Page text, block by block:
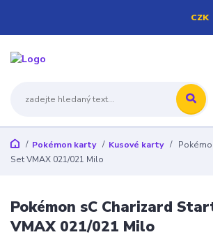
CZK
Pokémon karty Kusové karty
Set VMAX 021/021 Milo
Pokémon sC Charizard
VMAX 021/021 Milo